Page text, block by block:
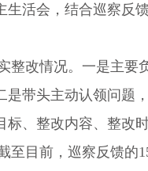
生活会，结合巡察反
情况。一是主要负
是带头主动认领问题
标、整改内容、整改
前，巡察反馈的15